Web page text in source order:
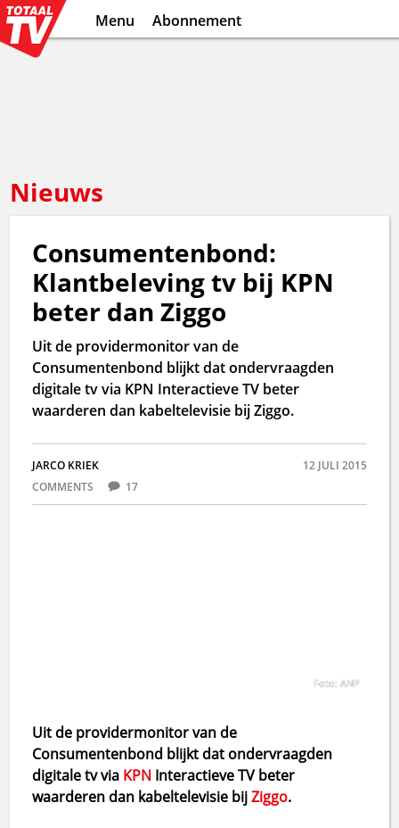
Menu Abonnement
Nieuws
Consumentenbond:
Klantbeleving tv bij KPN
beter dan Ziggo
Uit de providermonitor van de
Consumentenbond blijkt dat ondervraagden
digitale tv via KPN Interactieve TV beter
waarderen dan kabeltelevisie bij Ziggo.
JARCO KRIEK
12 JULI 2015
COMMENTS
17
Foto: ANP
Uit de providermonitor van de
Consumentenbond blijkt dat ondervraagden
digitale tv via KPN Interactieve TV beter
waarderen dan kabeltelevisie bijZiggo.